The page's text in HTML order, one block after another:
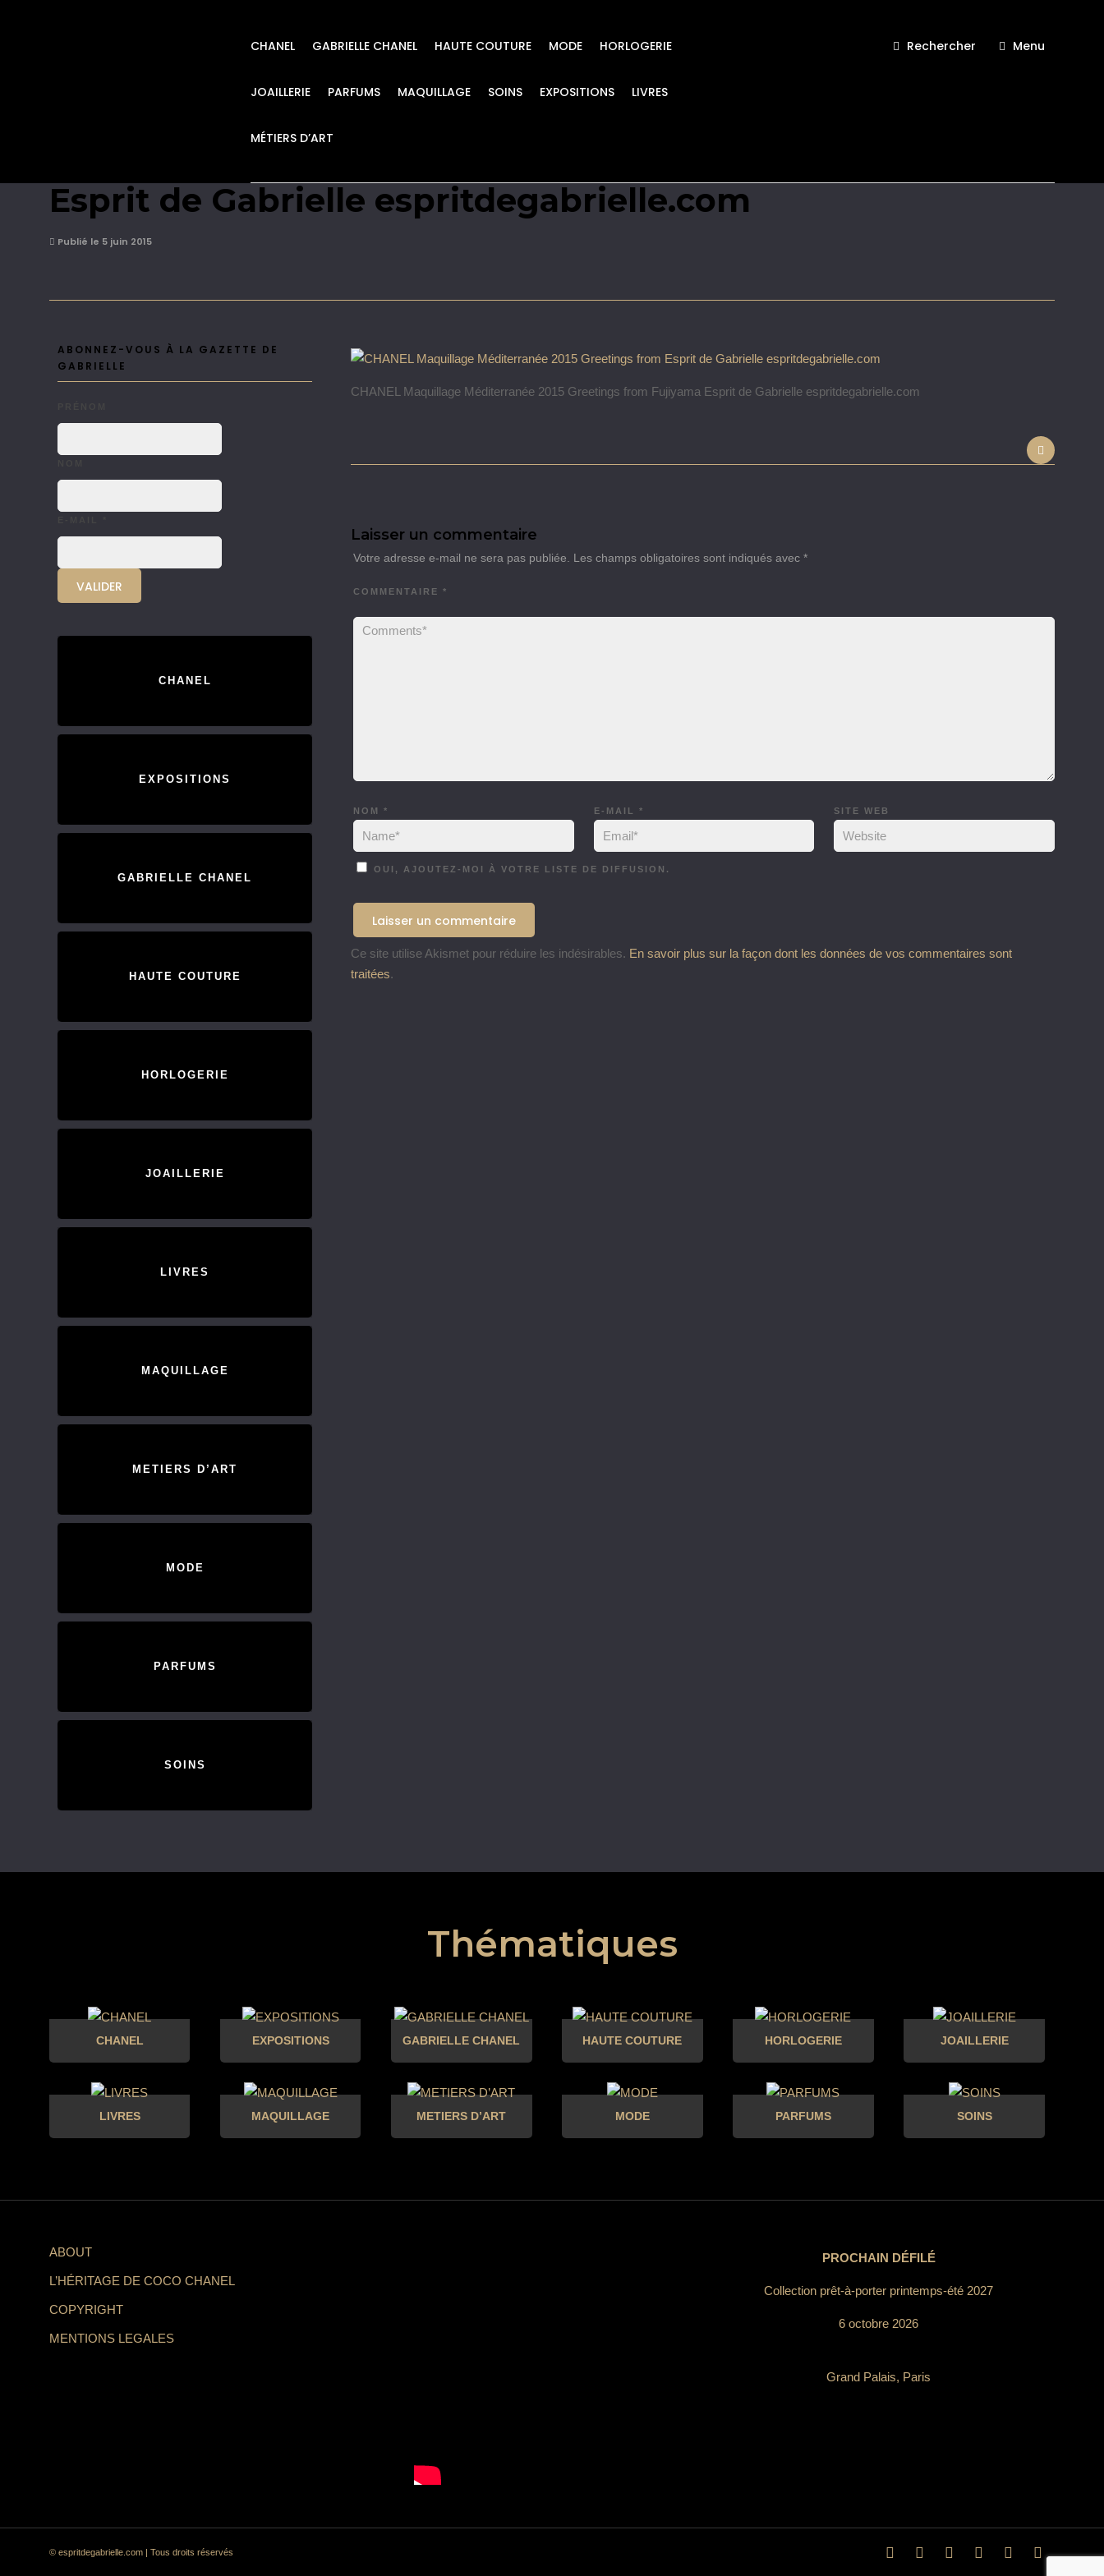
CHANEL GABRIELLE CHANEL HAUTE COUTURE MODE HORLOGERIE
JOAILLERIE PARFUMS MAQUILLAGE SOINS EXPOSITIONS LIVRES
MÉTIERS D’ART
Rechercher Menu
Esprit de Gabrielle espritdegabrielle.com
Publié le 5 juin 2015
CHANEL Maquillage Méditerranée 2015 Greetings from Fujiyama Esprit de Gabrielle espritdegabrielle.com
Laisser un commentaire
Votre adresse e-mail ne sera pas publiée. Les champs obligatoires sont indiqués avec *
COMMENTAIRE *
NOM * E-MAIL * SITE WEB
OUI, AJOUTEZ-MOI À VOTRE LISTE DE DIFFUSION.
Ce site utilise Akismet pour réduire les indésirables. En savoir plus sur la façon dont les données de vos commentaires sont
traitées.
ABONNEZ-VOUS À LA GAZETTE DE
GABRIELLE
CHANEL
EXPOSITIONS
GABRIELLE CHANEL
HAUTE COUTURE
HORLOGERIE
JOAILLERIE
LIVRES
MAQUILLAGE
METIERS D’ART
MODE
PARFUMS
SOINS
Thématiques
CHANEL EXPOSITIONS GABRIELLE CHANEL HAUTE COUTURE HORLOGERIE JOAILLERIE
LIVRES MAQUILLAGE METIERS D’ART MODE PARFUMS SOINS
ABOUT
L’HÉRITAGE DE COCO CHANEL
COPYRIGHT
MENTIONS LEGALES
PROCHAIN DÉFILÉ
Collection prêt-à-porter printemps-été 2027
6 octobre 2026
Grand Palais, Paris
© espritdegabrielle.com | Tous droits réservés